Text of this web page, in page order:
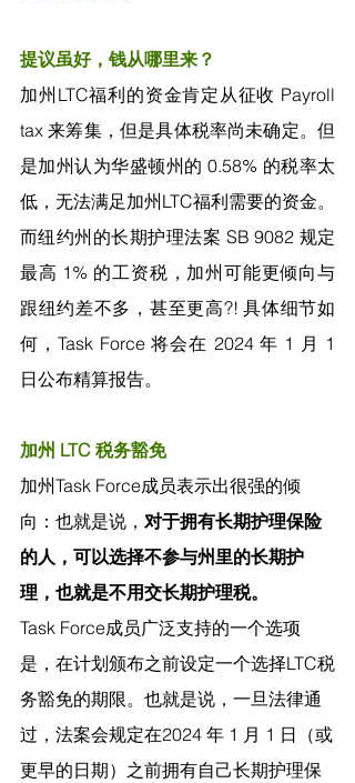
提议虽好，钱从哪里来？
加州LTC福利的资金肯定从征收 Payroll
tax 来筹集，但是具体税率尚未确定。但
是加州认为华盛顿州的 0.58% 的税率太
低，无法满足加州LTC福利需要的资金。
而纽约州的长期护理法案 SB 9082 规定
最高 1% 的工资税，加州可能更倾向与
跟纽约差不多，甚至更高?! 具体细节如
何，Task Force 将会在 2024 年 1 月 1
日公布精算报告。
加州 LTC 税务豁免
加州Task Force成员表示出很强的倾
向：也就是说， 对于拥有长期护理保险
的人，可以选择不参与州里的长期护
理，也就是不用交长期护理税。
Task Force成员广泛支持的一个选项
是，在计划颁布之前设定一个选择LTC税
务豁免的期限。也就是说，一旦法律通
过，法案会规定在2024 年 1 月 1 日（或
更早的日期）之前拥有自己长期护理保